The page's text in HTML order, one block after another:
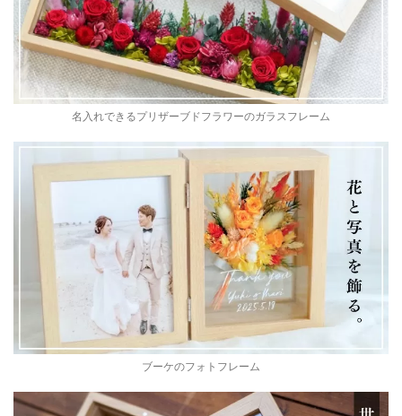
名入れできるプリザーブドフラワーのガラスフレーム
ブーケのフォトフレーム